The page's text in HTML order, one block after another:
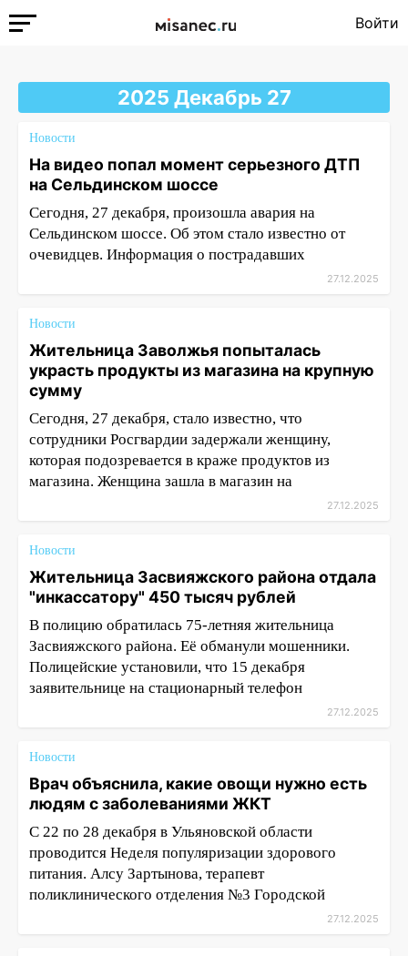
Войти
2025 Декабрь 27
Новости
На видео попал момент серьезного ДТП
на Сельдинском шоссе
Сегодня, 27 декабря, произошла авария на
Сельдинском шоссе. Об этом стало известно от
очевидцев. Информация о пострадавших
27.12.2025
Новости
Жительница Заволжья попыталась
украсть продукты из магазина на крупную
сумму
Сегодня, 27 декабря, стало известно, что
сотрудники Росгвардии задержали женщину,
которая подозревается в краже продуктов из
магазина. Женщина зашла в магазин на
27.12.2025
Новости
Жительница Засвияжского района отдала
"инкассатору" 450 тысяч рублей
В полицию обратилась 75-летняя жительница
Засвияжского района. Её обманули мошенники.
Полицейские установили, что 15 декабря
заявительнице на стационарный телефон
27.12.2025
Новости
Врач объяснила, какие овощи нужно есть
людям с заболеваниями ЖКТ
С 22 по 28 декабря в Ульяновской области
проводится Неделя популяризации здорового
питания. Алсу Зартынова, терапевт
поликлинического отделения №3 Городской
27.12.2025